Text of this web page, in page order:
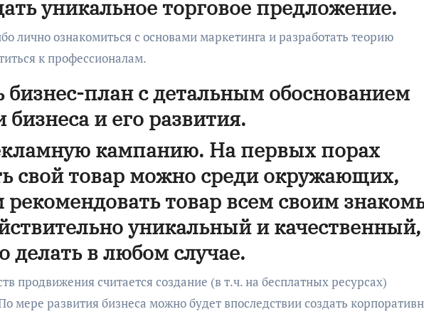
уникальное торговое предложение.
лично ознакомиться с основами маркетинга и разработать теорию
к профессионалам.
бизнес-план с детальным обоснованием
и его развития.
кампанию. На первых порах
свой товар можно среди окружающих,
товар всем своим
уникальный и качественный,
делать в любом случае.
продвижения считается создание (в т.ч. на бесплатных ресурсах)
мере развития бизнеса можно будет впоследствии создать